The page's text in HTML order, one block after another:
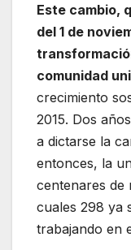
Este cambio,
del 1 de
comunidad
crecimiento
2015. Dos
a dictarse la
entonces, la
centenares de
cuales 298 ya
trabajando en